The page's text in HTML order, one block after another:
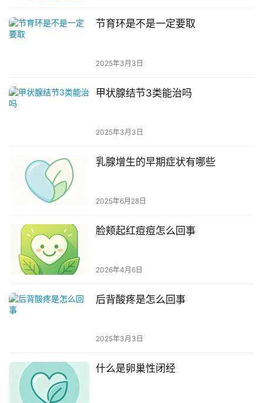
节育环是不是一定要取
2025年3月3日
甲状腺结节3类能治吗
2025年3月3日
乳腺增生的早期症状有哪些
2025年6月28日
脸颊起红痘痘怎么回事
2026年4月6日
后背酸疼是怎么回事
2025年3月3日
什么是卵巢性闭经